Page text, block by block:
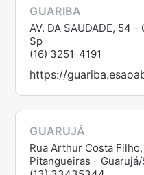
GUARIBA
AV. DA SAUDADE, 54
Sp
(16) 3251-4191
https://
GUARUJÁ
Rua Arthur Costa
Pitangueiras - Guarujá/